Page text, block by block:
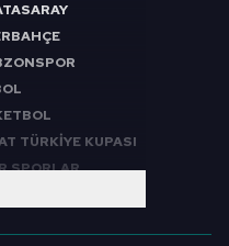
TÜRKİYE KUPASI
SPORLAR